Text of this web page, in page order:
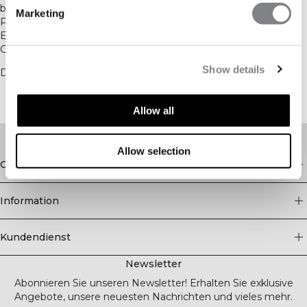
Marketing
Show details
Allow all
Allow selection
bauen wir etwas Größeres auf. Durch ein gemeinsames
Programm aus Aktivierungen und Events schaffen wir
Erlebnisse, die über das Fitnessstudio hinausgehen – mit
Community, Motivation und Bewegung im Mittelpunkt.
Dies ist erst der Anfang einer langfristigen Partnerschaft.
Geschäft
Information
Kundendienst
Newsletter
Abonnieren Sie unseren Newsletter! Erhalten Sie exklusive
Angebote, unsere neuesten Nachrichten und vieles mehr.